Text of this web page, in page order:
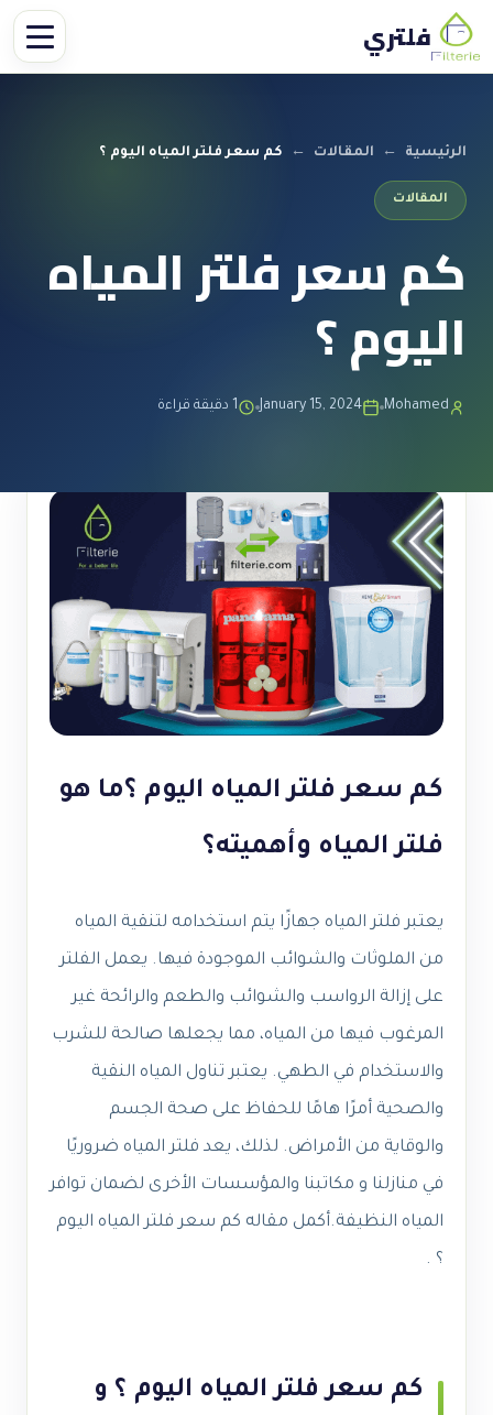
فلتري
الرئيسية ← المقالات ← كم سعر فلتر المياه اليوم ؟
المقالات
كم سعر فلتر المياه
اليوم ؟
Mohamed
January 15, 2024 1 دقيقة قراءة
كم سعر فلتر المياه اليوم ؟ما هو
فلتر المياه وأهميته؟
يعتبر فلتر المياه جهازًا يتم استخدامه لتنقية المياه
من الملوثات والشوائب الموجودة فيها. يعمل الفلتر
على إزالة الرواسب والشوائب والطعم والرائحة غير
المرغوب فيها من المياه، مما يجعلها صالحة للشرب
والاستخدام في الطهي. يعتبر تناول المياه النقية
والصحية أمرًا هامًا للحفاظ على صحة الجسم
والوقاية من الأمراض. لذلك، يعد فلتر المياه ضروريًا
في منازلنا و مكاتبنا والمؤسسات الأخرى لضمان توافر
المياه النظيفة.أكمل مقاله كم سعر فلتر المياه اليوم
؟ .
كم سعر فلتر المياه اليوم ؟ و